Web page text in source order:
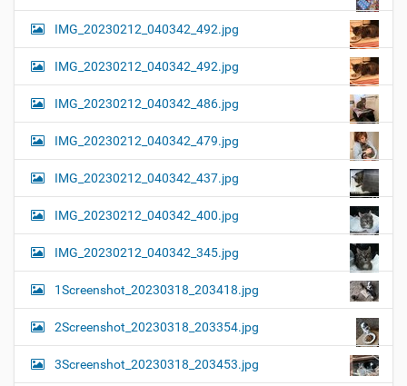
IMG_20230212_040342_492.jpg
IMG_20230212_040342_492.jpg
IMG_20230212_040342_486.jpg
IMG_20230212_040342_479.jpg
IMG_20230212_040342_437.jpg
IMG_20230212_040342_400.jpg
IMG_20230212_040342_345.jpg
1Screenshot_20230318_203418.jpg
2Screenshot_20230318_203354.jpg
3Screenshot_20230318_203453.jpg